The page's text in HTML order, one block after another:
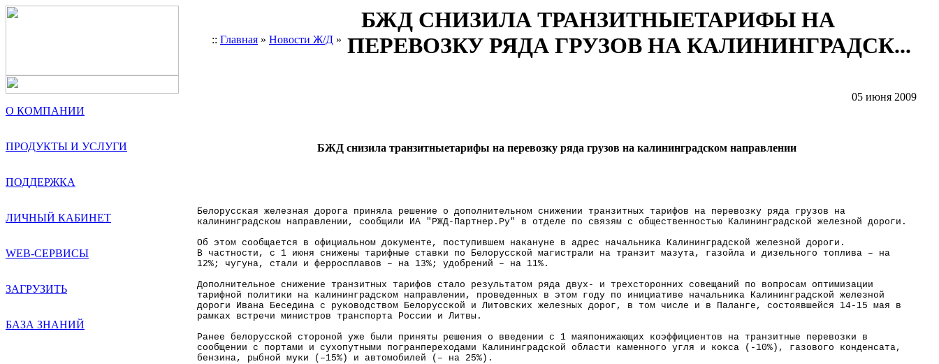
:: Главная » Новости Ж/Д »
БЖД СНИЗИЛА ТРАНЗИТНЫЕТАРИФЫ НА
ПЕРЕВОЗКУ РЯДА ГРУЗОВ НА КАЛИНИНГРАДСК...
О КОМПАНИИ
ПРОДУКТЫ И УСЛУГИ
ПОДДЕРЖКА
ЛИЧНЫЙ КАБИНЕТ
WEB-СЕРВИСЫ
ЗАГРУЗИТЬ
БАЗА ЗНАНИЙ
05 июня 2009
БЖД снизила транзитныетарифы на перевозку ряда грузов на калининградском направлении
Белорусская железная дорога приняла решение о дополнительном снижении транзитных тарифов на перевозку ряда грузов на
калининградском направлении, сообщили ИА "РЖД-Партнер.Ру" в отделе по связям с общественностью Калининградской железной дороги.
Об этом сообщается в официальном документе, поступившем накануне в адрес начальника Калининградской железной дороги.
В частности, с 1 июня снижены тарифные ставки по Белорусской магистрали на транзит мазута, газойла и дизельного топлива – на
12%; чугуна, стали и ферросплавов – на 13%; удобрений – на 11%.
Дополнительное снижение транзитных тарифов стало результатом ряда двух- и трехсторонних совещаний по вопросам оптимизации
тарифной политики на калининградском направлении, проведенных в этом году по инициативе начальника Калининградской железной
дороги Ивана Беседина с руководством Белорусской и Литовских железных дорог, в том числе и в Паланге, состоявшейся 14-15 мая в
рамках встречи министров транспорта России и Литвы.
Ранее белорусской стороной уже были приняты решения о введении с 1 маяпонижающих коэффициентов на транзитные перевозки в
сообщении с портами и сухопутными погранпереходами Калининградской области каменного угля и кокса (-10%), газового конденсата,
бензина, рыбной муки (–15%) и автомобилей (– на 25%).